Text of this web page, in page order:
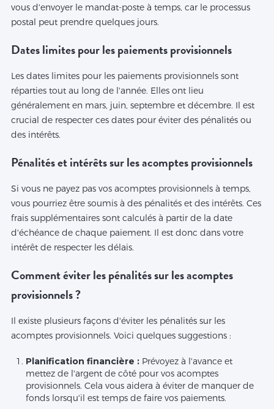
vous d'envoyer le mandat-poste à temps, car le processus
postal peut prendre quelques jours.
Dates limites pour les paiements provisionnels
Les dates limites pour les paiements provisionnels sont
réparties tout au long de l'année. Elles ont lieu
généralement en mars, juin, septembre et décembre. Il est
crucial de respecter ces dates pour éviter des pénalités ou
des intérêts.
Pénalités et intérêts sur les acomptes provisionnels
Si vous ne payez pas vos acomptes provisionnels à temps,
vous pourriez être soumis à des pénalités et des intérêts. Ces
frais supplémentaires sont calculés à partir de la date
d'échéance de chaque paiement. Il est donc dans votre
intérêt de respecter les délais.
Comment éviter les pénalités sur les acomptes
provisionnels ?
Il existe plusieurs façons d'éviter les pénalités sur les
acomptes provisionnels. Voici quelques suggestions :
Planification financière :Prévoyez à l'avance et
mettez de l'argent de côté pour vos acomptes
provisionnels. Cela vous aidera à éviter de manquer de
fonds lorsqu'il est temps de faire vos paiements.